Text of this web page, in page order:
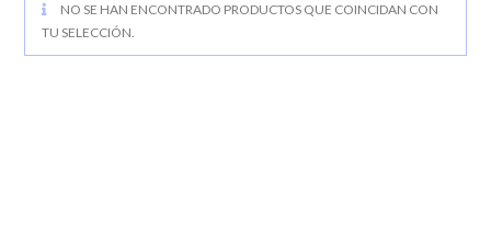
NO SE HAN ENCONTRADO PRODUCTOS QUE COINCIDAN CON
TU SELECCIÓN.